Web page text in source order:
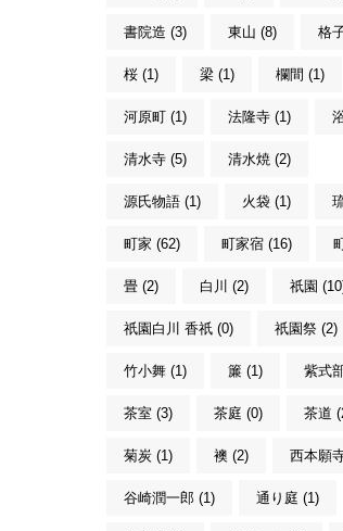
書院造 (3) 東山 (8) 格
桜 (1) 梁 (1) 欄間 (1)
河原町 (1) 法隆寺 (1)
清水寺 (5) 清水焼 (2)
源氏物語 (1) 火袋 (1)
町家 (62) 町家宿 (16)
畳 (2) 白川 (2) 祇園
祇園白川 香祇 (0) 祇園祭 (2)
竹小舞 (1) 簾 (1) 紫式
茶室 (3) 茶庭 (0) 茶道
菊炭 (1) 襖 (2) 西本願
谷崎潤一郎 (1) 通り庭 (1)